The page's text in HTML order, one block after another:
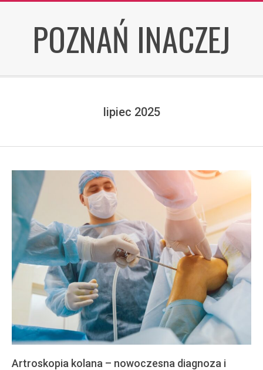
POZNAŃ INACZEJ
lipiec 2025
Artroskopia kolana – nowoczesna diagnoza i